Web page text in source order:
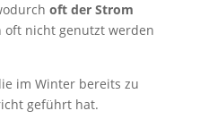
oft der Strom
nicht genutzt werden
im Winter bereits zu
geführt hat.